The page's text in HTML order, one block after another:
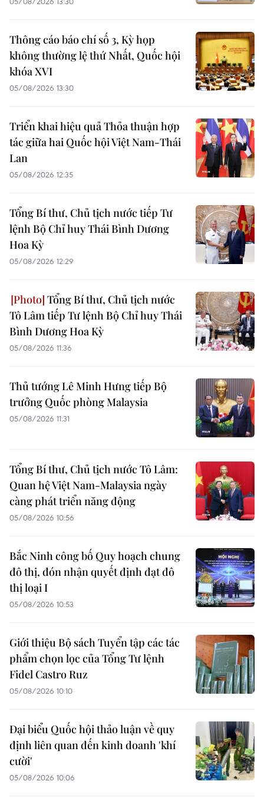
Thông cáo báo chí số 3, Kỳ họp
không thường lệ thứ Nhất, Quốc hội
khóa XVI
05/08/2026 13:30
Triển khai hiệu quả Thỏa thuận hợp
tác giữa hai Quốc hội Việt Nam-Thái
Lan
05/08/2026 12:35
Tổng Bí thư, Chủ tịch nước tiếp Tư
lệnh Bộ Chỉ huy Thái Bình Dương
Hoa Kỳ
05/08/2026 12:29
Tổng Bí thư, Chủ tịch nước
Tô Lâm tiếp Tư lệnh Bộ Chỉ huy Thái
Bình Dương Hoa Kỳ
05/08/2026 11:36
Thủ tướng Lê Minh Hưng tiếp Bộ
trưởng Quốc phòng Malaysia
05/08/2026 11:31
Tổng Bí thư, Chủ tịch nước Tô Lâm:
Quan hệ Việt Nam-Malaysia ngày
càng phát triển năng động
05/08/2026 10:56
Bắc Ninh công bố Quy hoạch chung
đô thị, đón nhận quyết định đạt đô
thị loại I
05/08/2026 10:53
Giới thiệu Bộ sách Tuyển tập các tác
phẩm chọn lọc của Tổng Tư lệnh
Fidel Castro Ruz
05/08/2026 10:10
Đại biểu Quốc hội thảo luận về quy
định liên quan đến kinh doanh 'khí
cười'
05/08/2026 10:06